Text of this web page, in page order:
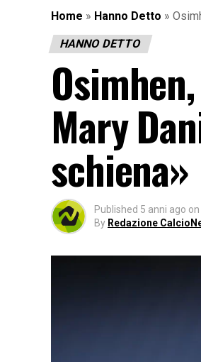
Home » Hanno Detto »
HANNO DETTO
Mary
schiena»
Published 5 anni ago on
By Redazione